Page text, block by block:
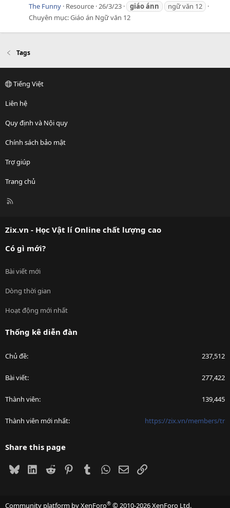
The Funny Resource 26/3/23 giáoánn
ngữ văn 12
Chuyên mục:Giáo án Ngữ văn 12
Tags
Tiếng Việt
Liên hệ
Quy định và Nội quy
Chính sách bảo mật
Trợ giúp
Trang chủ
R
Zix.vn - Học Vật lí Online chất lượng cao
Có gì mới?
Bài viết mới
Dòng thời gian
Hoạt động mới nhất
Thống kê diễn đàn
Chủ đề 237,512
Bài viết 277,422
Thành viên 139,445
Thành viên mới nhất https://zix.vn/members/tr
Share this page
BlueskyLinkedIn
Reddit PinterestTumblrWhatsApp
EmailLink
Community platform by XenForo® © 2010-2026 XenForo Ltd.